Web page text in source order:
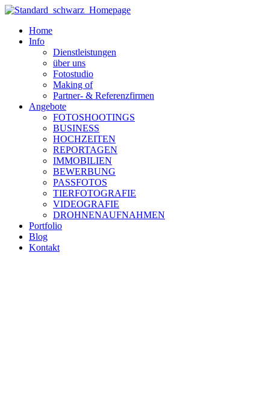
Zum
wechselnHome
Info
Dienstleistungen
über uns
Fotostudio
Making of
Partner- & Referenzfirmen
Angebote
FOTOSHOOTINGS
BUSINESS
HOCHZEITEN
REPORTAGEN
IMMOBILIEN
BEWERBUNG
PASSFOTOS
TIERFOTOGRAFIE
VIDEOGRAFIE
DROHNENAUFNAHMEN
Portfolio
Blog
Kontakt